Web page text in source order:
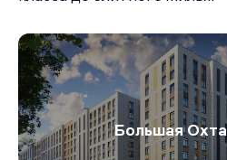
Большая Охта